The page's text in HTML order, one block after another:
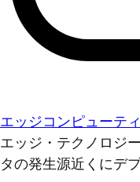
エッジコンピューテ
エッジ・テクノロジ
タの発生源近くにデ